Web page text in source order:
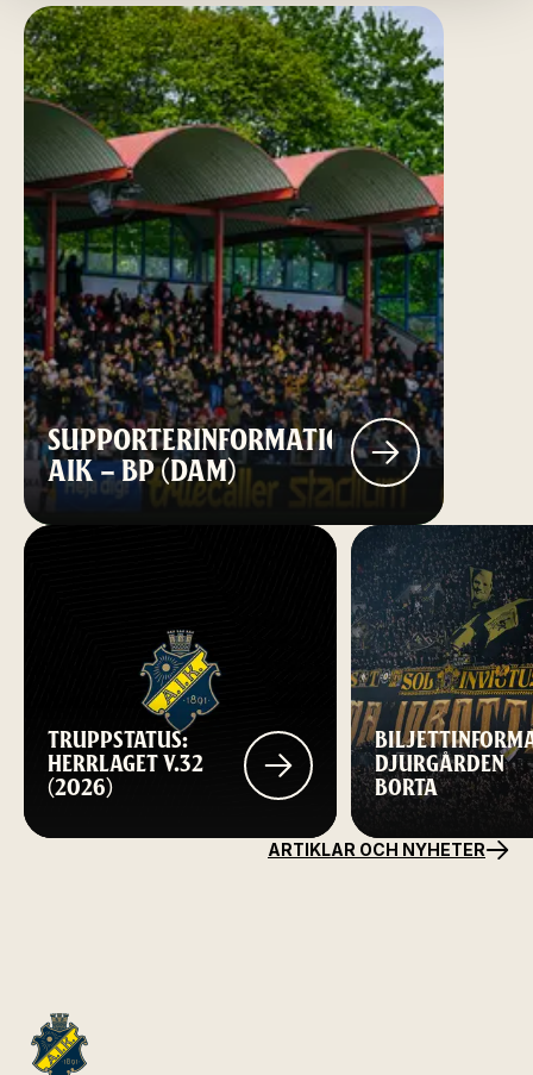
SUPPORTERINFORMATION:
AIK – BP (DAM)
TRUPPSTATUS:
HERRLAGET V.32
(2026)
DJURGÅRDEN
BORTA
ARTIKLAR OCH NYHETER